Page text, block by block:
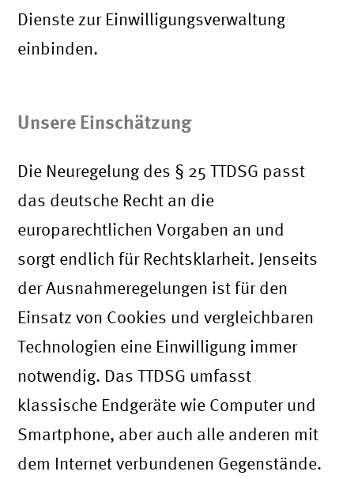
Dienste zur Einwilligungsverwaltung
einbinden.
Unsere Einschätzung
Die Neuregelung des § 25 TTDSG passt
das deutsche Recht an die
europarechtlichen Vorgaben an und
sorgt endlich für Rechtsklarheit. Jenseits
der Ausnahmeregelungen ist für den
Einsatz von Cookies und vergleichbaren
Technologien eine Einwilligung immer
notwendig. Das TTDSG umfasst
klassische Endgeräte wie Computer und
Smartphone, aber auch alle anderen mit
dem Internet verbundenen Gegenstände.